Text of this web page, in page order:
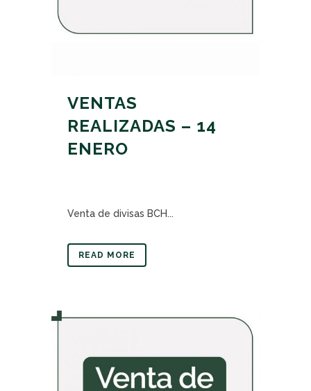
VENTAS
REALIZADAS – 14
ENERO
Venta de divisas BCH...
READ MORE